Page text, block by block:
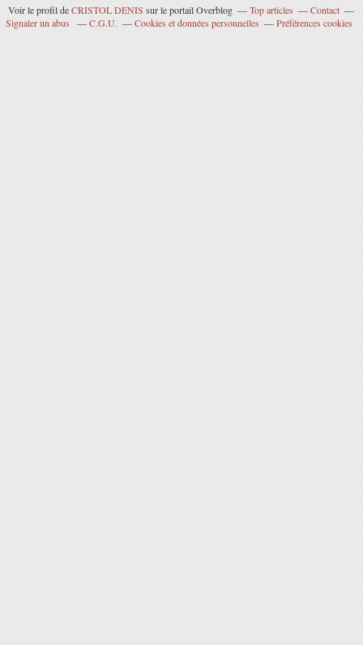
Voir le profil deCRISTOL DENIS sur le portail Overblog Top articles
Contact
Signaler un abus
C.G.U. Cookies et données personnelles Préférences cookies